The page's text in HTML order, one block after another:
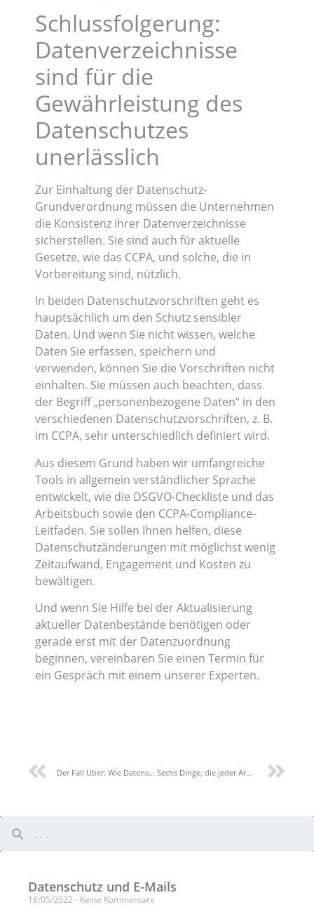
Schlussfolgerung:
Datenverzeichnisse
sind für die
Gewährleistung des
Datenschutzes
unerlässlich
Zur Einhaltung der Datenschutz-
Grundverordnung müssen die Unternehmen
die Konsistenz ihrer Datenverzeichnisse
sicherstellen. Sie sind auch für aktuelle
Gesetze, wie das CCPA, und solche, die in
Vorbereitung sind, nützlich.
In beiden Datenschutzvorschriften geht es
hauptsächlich um den Schutz sensibler
Daten. Und wenn Sie nicht wissen, welche
Daten Sie erfassen, speichern und
verwenden, können Sie die Vorschriften nicht
einhalten. Sie müssen auch beachten, dass
der Begriff „personenbezogene Daten“ in den
verschiedenen Datenschutzvorschriften, z. B.
im CCPA, sehr unterschiedlich definiert wird.
Aus diesem Grund haben wir umfangreiche
Tools in allgemein verständlicher Sprache
entwickelt, wie die DSGVO-Checkliste und das
Arbeitsbuch sowie den CCPA-Compliance-
Leitfaden. Sie sollen Ihnen helfen, diese
Datenschutzänderungen mit möglichst wenig
Zeitaufwand, Engagement und Kosten zu
bewältigen.
Und wenn Sie Hilfe bei der Aktualisierung
aktueller Datenbestände benötigen oder
gerade erst mit der Datenzuordnung
beginnen, vereinbaren Sie einen Termin für
ein Gespräch mit einem unserer Experten.
Der Fall Uber: Wie Datenschutzverstöße geahndet werden Sechs Dinge, die jeder Arbeitgeber über DSGVO wissen muss
Datenschutz und E-Mails
18/05/2022 Keine Kommentare